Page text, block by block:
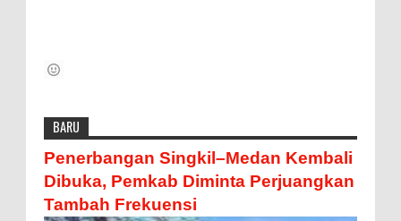
BARU
Penerbangan Singkil–Medan Kembali
Dibuka, Pemkab Diminta Perjuangkan
Tambah Frekuensi